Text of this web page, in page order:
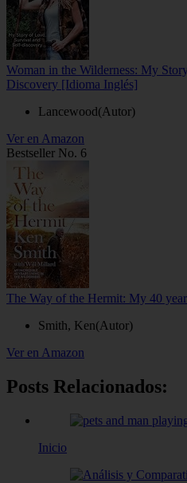
Woman in the Wilderness: My
Discovery [Idioma Inglés]
Lancewood(Autor)
Ver en Amazon
Bestseller No. 6
The Way of the Hermit: My 40
Smith, Ken(Autor)
Ver en Amazon
Posts Relacionados:
Inicio